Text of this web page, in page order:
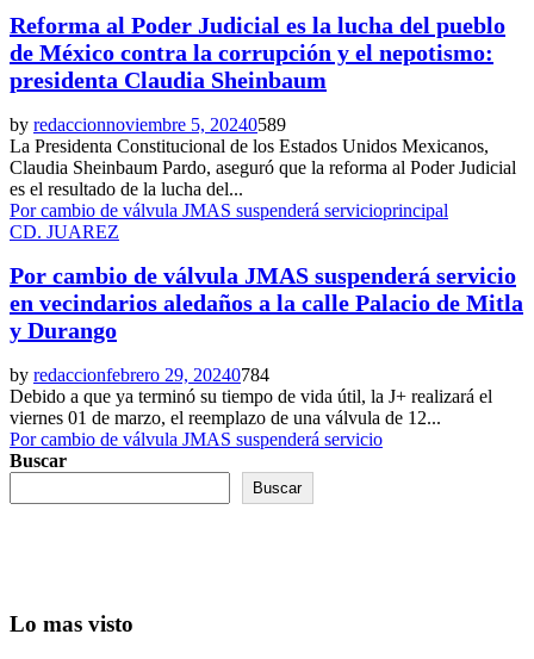
Reforma al Poder Judicial es la lucha del pueblo
de México contra la corrupción y el nepotismo:
presidenta Claudia Sheinbaum
by redaccionnoviembre 5, 20240589
La Presidenta Constitucional de los Estados Unidos Mexicanos,
Claudia Sheinbaum Pardo, aseguró que la reforma al Poder Judicial
es el resultado de la lucha del...
Por cambio de válvula JMAS suspenderá servicioprincipal
CD. JUAREZ
Por cambio de válvula JMAS suspenderá servicio
en vecindarios aledaños a la calle Palacio de Mitla
y Durango
by redaccionfebrero 29, 20240784
Debido a que ya terminó su tiempo de vida útil, la J+ realizará el
viernes 01 de marzo, el reemplazo de una válvula de 12...
Por cambio de válvula JMAS suspenderá servicio
Buscar
Buscar
Lo mas visto